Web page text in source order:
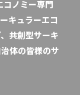
ノミー専門
キュラーエコ
共創型サーキ
体の皆様のサ